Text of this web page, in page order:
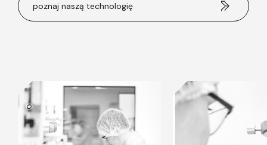
poznaj naszą technologię